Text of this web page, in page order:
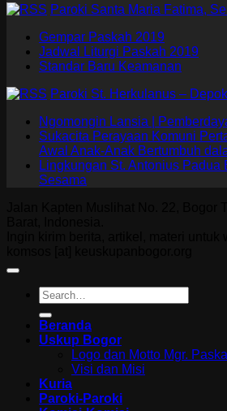
Paroki Santa Maria Fatima,
Gempar Paskah 2019
Jadwal Liturgi Paskah 2019
Standar Baru Keamanan
Paroki St. Herkulanus –
Ngomongin Lansia |
Sukacita Perayaan Komuni
Awal Anak-Anak Bertumbuh
Lingkungan St. Antonius Padua
Sesama
Beranda
Uskup Bogor
Logo dan Motto Mgr.
Visi dan Misi
Kuria
Paroki-Paroki